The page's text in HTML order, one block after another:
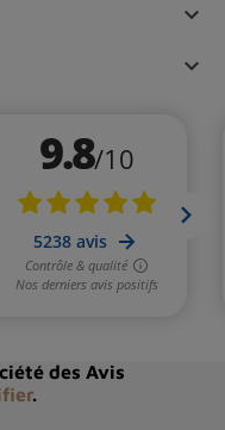


des Avis
.